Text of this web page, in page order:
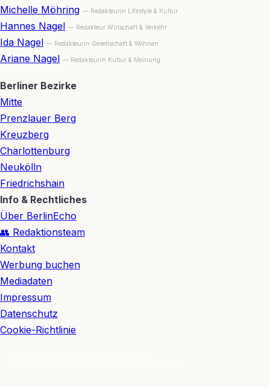
Michelle Möhring — Redakteurin Lifestyle & Kultur
Hannes Nagel — Redakteur Wirtschaft & Verkehr
Ida Nagel — Redakteurin Gesellschaft & Wohnen
Ariane Nagel — Redakteurin Kultur & Meinung
Berliner Bezirke
Mitte
Prenzlauer Berg
Kreuzberg
Charlottenburg
Neukölln
Friedrichshain
Info & Rechtliches
Über BerlinEcho
👥 Redaktionsteam
Kontakt
Werbung buchen
Mediadaten
Impressum
Datenschutz
Cookie-Richtlinie